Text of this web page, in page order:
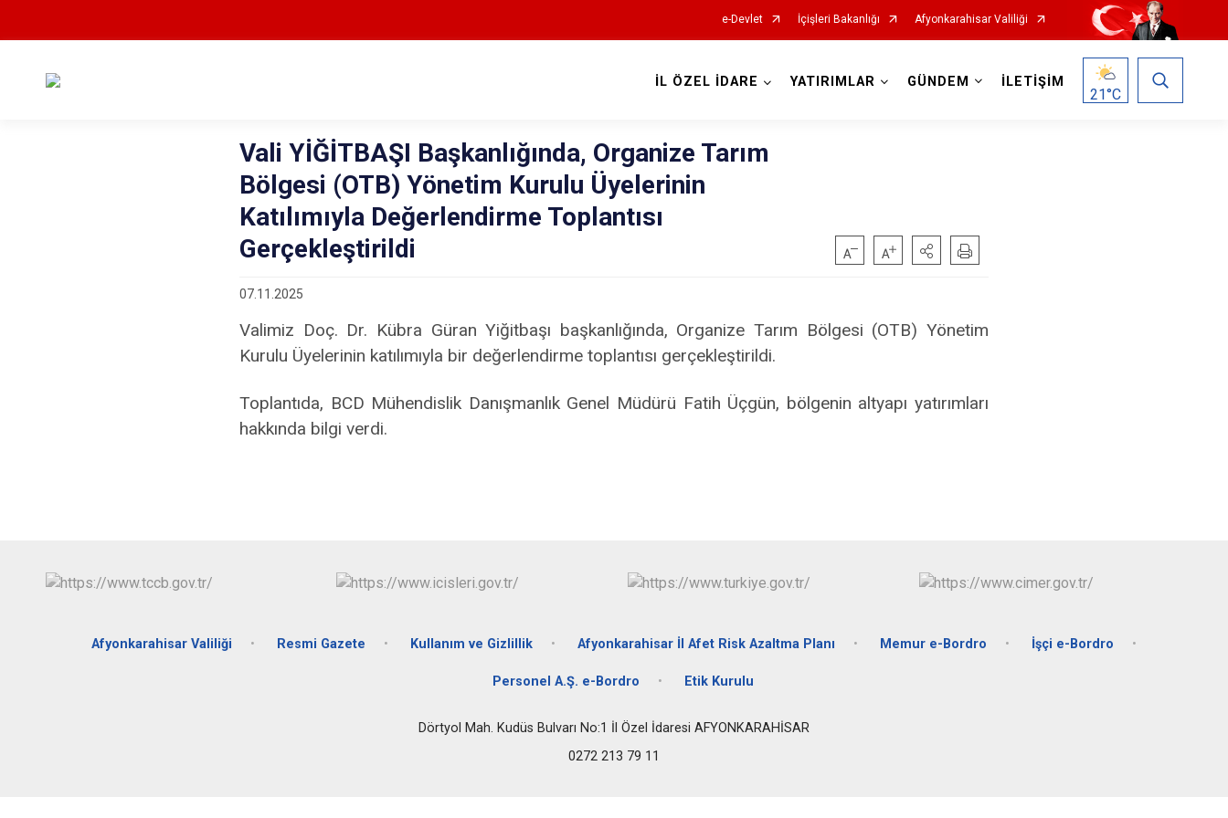
e-Devlet İçişleri Bakanlığı Afyonkarahisar Valiliği
İL ÖZEL İDARE YATIRIMLAR GÜNDEM İLETİŞİM
21°C
Vali YİĞİTBAŞI Başkanlığında, Organize Tarım
Bölgesi (OTB) Yönetim Kurulu Üyelerinin
Katılımıyla Değerlendirme Toplantısı
Gerçekleştirildi
07.11.2025
Valimiz Doç. Dr. Kübra Güran Yiğitbaşı başkanlığında, Organize Tarım Bölgesi (OTB) Yönetim
Kurulu Üyelerinin katılımıyla bir değerlendirme toplantısı gerçekleştirildi.
Toplantıda, BCD Mühendislik Danışmanlık Genel Müdürü Fatih Üçgün, bölgenin altyapı yatırımları
hakkında bilgi verdi.
Afyonkarahisar Valiliği Resmi Gazete Kullanım ve Gizlillik Afyonkarahisar İl Afet Risk Azaltma Planı Memur e-Bordro İşçi e-Bordro
Personel A.Ş. e-Bordro Etik Kurulu
Dörtyol Mah. Kudüs Bulvarı No:1 İl Özel İdaresi AFYONKARAHİSAR
0272 213 79 11